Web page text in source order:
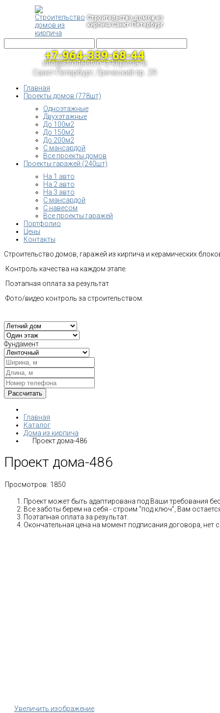
Строительство домов из
кирпича Санкт-Петербург
+7-964-339-68-44
info@stroitelstvo-iz-kirpicha.ru
Санкт-Петербург, Греческий пр. 29
Главная
Проекты домов (778шт)
Одноэтажные
Двухэтажные
До 100м2
До 150м2
До 200м2
С мансардой
Все проекты домов
Проекты гаражей (240шт)
На 1 авто
На 2 авто
На 3 авто
С мансардой
С навесом
Все проекты гаражей
Портфолио
Цены
Контакты
Строительство домов, гаражей из кирпича и керамических
Контроль качества на каждом этапе.
Поэтапная оплата за результат
Фото/видео контроль за строительством.
Фундамент
Главная
Каталог
Дома из кирпича
Проект дома-486
Проект дома-486
Просмотров: 1850
Проект может быть адаптирована под Ваши требования
Все заботы берем на себя - строим "под ключ", Вам
Поэтапная оплата за результат.
Окончательная цена на момент подписания договора, нет
Увеличить изображение